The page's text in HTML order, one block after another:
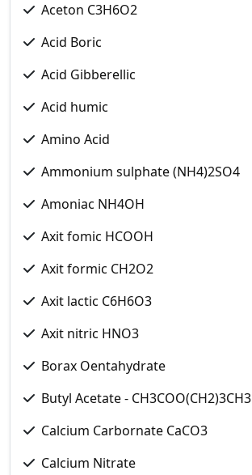
Aceton C3H6O2
Acid Boric
Acid Gibberellic
Acid humic
Amino Acid
Ammonium sulphate (NH4)2SO4
Amoniac NH4OH
Axit fomic HCOOH
Axit formic CH2O2
Axit lactic C6H6O3
Axit nitric HNO3
Borax Oentahydrate
Butyl Acetate - CH3COO(CH2)3CH3
Calcium Carbornate CaCO3
Calcium Nitrate